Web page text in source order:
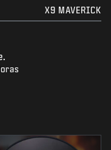
X9 MAVERICK